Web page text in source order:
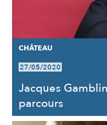
CHÂTEAU
27/05/2020
Jacques
parcours